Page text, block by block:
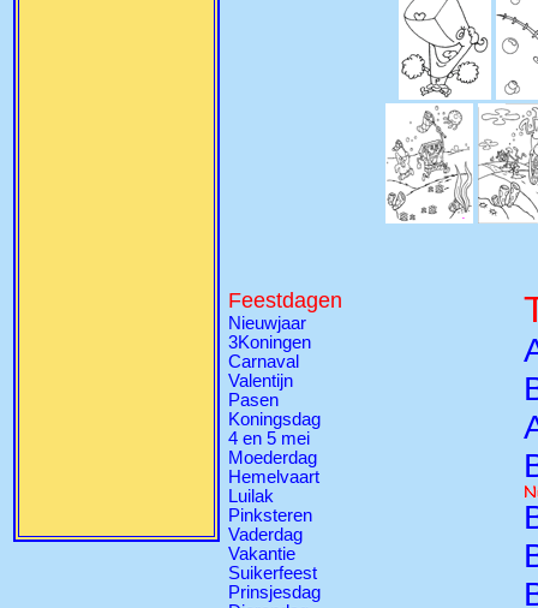
Feestdagen
Nieuwjaar
3Koningen
Carnaval
Valentijn
Pasen
Koningsdag
4 en 5 mei
Moederdag
Hemelvaart
Luilak
Pinksteren
Vaderdag
Vakantie
Suikerfeest
Prinsjesdag